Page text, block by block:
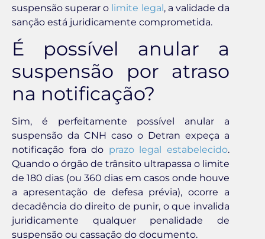
suspensão superar o limite legal, a validade da
sanção está juridicamente comprometida.
É possível anular a
suspensão por atraso
na notificação?
Sim, é perfeitamente possível anular a
suspensão da CNH caso o Detran expeça a
notificação fora do prazo legal estabelecido.
Quando o órgão de trânsito ultrapassa o limite
de 180 dias (ou 360 dias em casos onde houve
a apresentação de defesa prévia), ocorre a
decadência do direito de punir, o que invalida
juridicamente qualquer penalidade de
suspensão ou cassação do documento.